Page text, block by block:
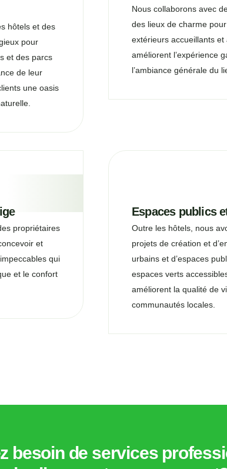
hôtels et des
pour
et des parcs
de leur
une oasis
Nous collaborons avec
des lieux de charme
extérieurs accueillants et
améliorent l’expérience
l’ambiance générale du
propriétaires
et
qui
et le confort
Espaces publics
Outre les hôtels, nous
projets de création et
urbains et d’espaces
espaces verts
améliorent la qualité de
communautés locales.
besoin de services